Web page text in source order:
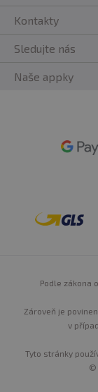
Kontakty
Sledujte nás
Naše appky
Podle zákona
Zároveň je
v
Tyto stránky
©